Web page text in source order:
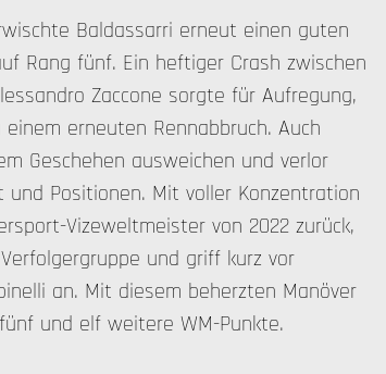
Baldassarri erneut einen guten
Rang fünf. Ein heftiger Crash zwischen
Zaccone sorgte für Aufregung,
erneuten Rennabbruch. Auch
Geschehen ausweichen und verlor
und Positionen. Mit voller Konzentration
Vizeweltmeister von 2022 zurück,
und griff kurz vor
an. Mit diesem beherzten Manöver
und elf weitere WM-Punkte.